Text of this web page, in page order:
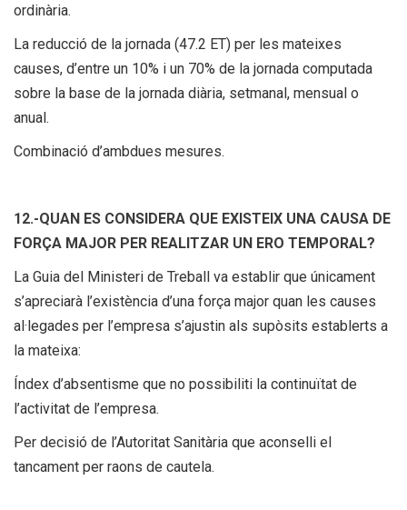
ordinària.
La reducció de la jornada (47.2 ET) per les mateixes
causes, d’entre un 10% i un 70% de la jornada computada
sobre la base de la jornada diària, setmanal, mensual o
anual.
Combinació d’ambdues mesures.
12.-QUAN ES CONSIDERA QUE EXISTEIX UNA CAUSA DE
FORÇA MAJOR PER REALITZAR UN ERO TEMPORAL?
La Guia del Ministeri de Treball va establir que únicament
s’apreciarà l’existència d’una força major quan les causes
al·legades per l’empresa s’ajustin als supòsits establerts a
la mateixa:
Índex d’absentisme que no possibiliti la continuïtat de
l’activitat de l’empresa.
Per decisió de l’Autoritat Sanitària que aconselli el
tancament per raons de cautela.